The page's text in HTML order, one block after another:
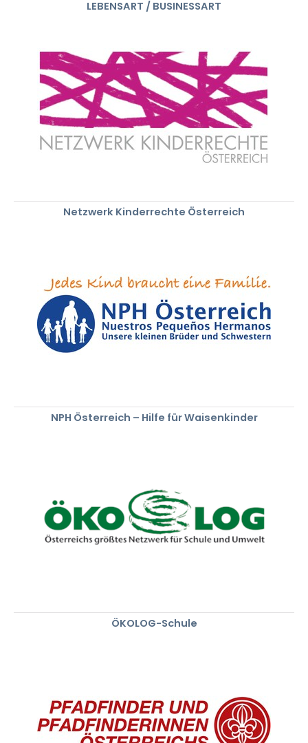
LEBENSART / BUSINESSART
Netzwerk Kinderrechte Österreich
NPH Österreich – Hilfe für Waisenkinder
ÖKOLOG-Schule